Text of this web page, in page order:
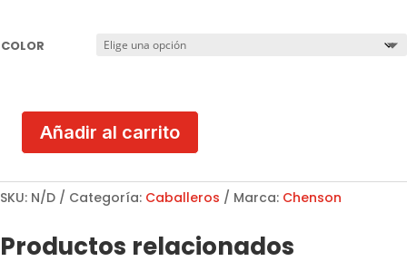
COLOR
Cartera
Caballero
cantidad
Añadir al carrito
SKU: N/D Categoría: Caballeros Marca: Chenson
Productos relacionados